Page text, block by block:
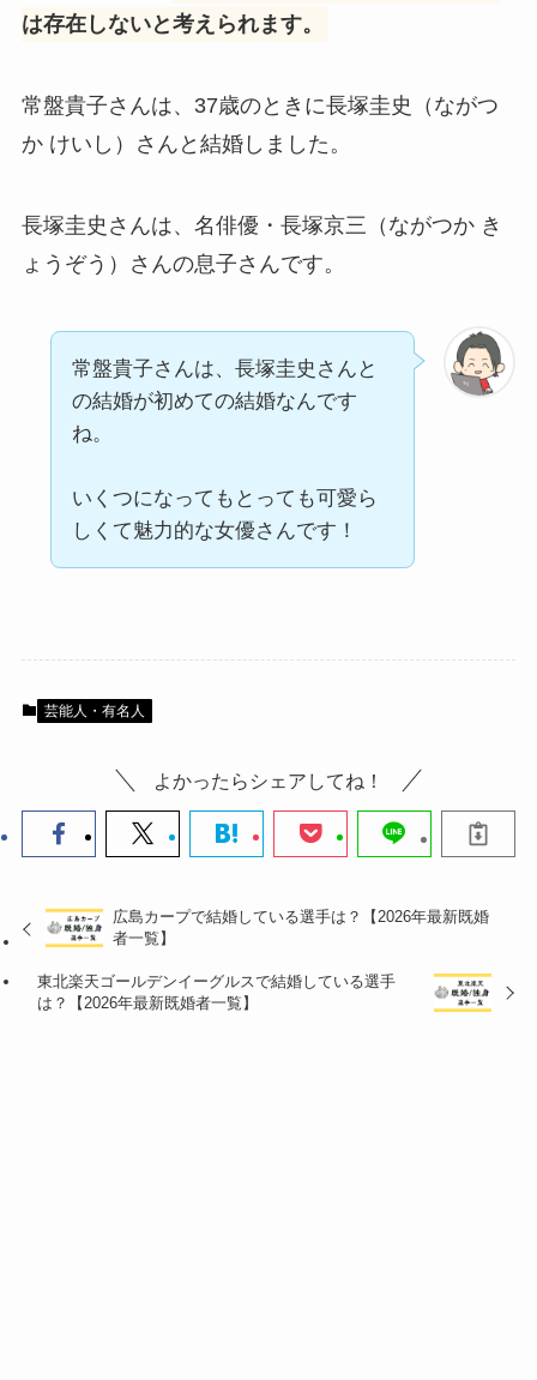
は存在しないと考えられます。
常盤貴子さんは、37歳のときに長塚圭史（ながつ
か けいし）さんと結婚しました。
長塚圭史さんは、名俳優・長塚京三（ながつか き
ょうぞう）さんの息子さんです。
常盤貴子さんは、長塚圭史さんと
の結婚が初めての結婚なんです
ね。
いくつになってもとっても可愛ら
しくて魅力的な女優さんです！
芸能人・有名人
よかったらシェアしてね！
広島カープで結婚している選手は？【2026年最新既婚
者一覧】
東北楽天ゴールデンイーグルスで結婚している選手
は？【2026年最新既婚者一覧】